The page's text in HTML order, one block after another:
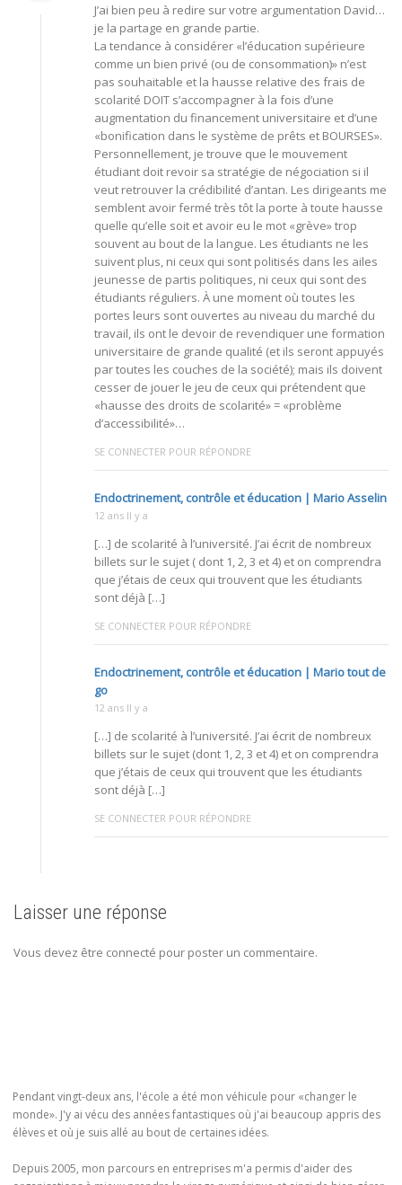
J’ai bien peu à redire sur votre argumentation David…
je la partage en grande partie.
La tendance à considérer «l’éducation supérieure
comme un bien privé (ou de consommation)» n’est
pas souhaitable et la hausse relative des frais de
scolarité DOIT s’accompagner à la fois d’une
augmentation du financement universitaire et d’une
«bonification dans le système de prêts et BOURSES».
Personnellement, je trouve que le mouvement
étudiant doit revoir sa stratégie de négociation si il
veut retrouver la crédibilité d’antan. Les dirigeants me
semblent avoir fermé très tôt la porte à toute hausse
quelle qu’elle soit et avoir eu le mot «grève» trop
souvent au bout de la langue. Les étudiants ne les
suivent plus, ni ceux qui sont politisés dans les ailes
jeunesse de partis politiques, ni ceux qui sont des
étudiants réguliers. À une moment où toutes les
portes leurs sont ouvertes au niveau du marché du
travail, ils ont le devoir de revendiquer une formation
universitaire de grande qualité (et ils seront appuyés
par toutes les couches de la société); mais ils doivent
cesser de jouer le jeu de ceux qui prétendent que
«hausse des droits de scolarité» = «problème
d’accessibilité»…
SE CONNECTER POUR RÉPONDRE
Endoctrinement, contrôle et éducation | Mario Asselin
12 ans Il y a
[…] de scolarité à l’université. J’ai écrit de nombreux
billets sur le sujet ( dont 1, 2, 3 et 4) et on comprendra
que j’étais de ceux qui trouvent que les étudiants
sont déjà […]
SE CONNECTER POUR RÉPONDRE
Endoctrinement, contrôle et éducation | Mario tout de
go
12 ans Il y a
[…] de scolarité à l’université. J’ai écrit de nombreux
billets sur le sujet (dont 1, 2, 3 et 4) et on comprendra
que j’étais de ceux qui trouvent que les étudiants
sont déjà […]
SE CONNECTER POUR RÉPONDRE
Laisser une réponse
Vous devez être connecté pour poster un commentaire.
Pendant vingt-deux ans, l'école a été mon véhicule pour «changer le
monde». J'y ai vécu des années fantastiques où j'ai beaucoup appris des
élèves et où je suis allé au bout de certaines idées.
Depuis 2005, mon parcours en entreprises m'a permis d'aider des